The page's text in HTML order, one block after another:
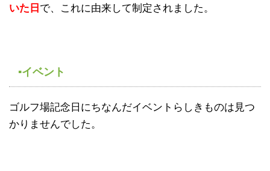
いた日 で、これに由来して制定されました。
▪イベント
ゴルフ場記念日にちなんだイベントらしきものは見つ
かりませんでした。